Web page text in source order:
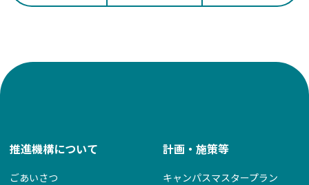
ナ
推進機構について
ごあいさつ
計画・施策等
キャンパスマスタープラン